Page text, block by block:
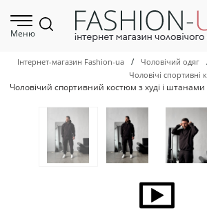
Меню
Інтернет-магазин Fashion-ua / Чоловічий одяг
Чоловічі
Чоловічий спортивний костюм з худі і